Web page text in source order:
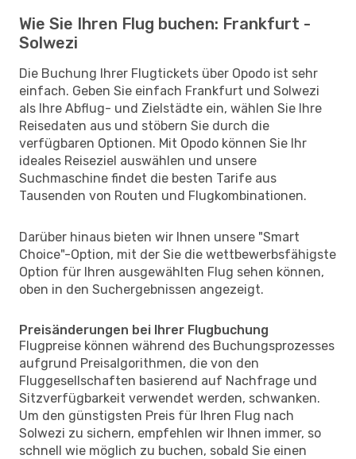
Wie Sie Ihren Flug buchen: Frankfurt -
Solwezi
Die Buchung Ihrer Flugtickets über Opodo ist sehr
einfach. Geben Sie einfach Frankfurt und Solwezi
als Ihre Abflug- und Zielstädte ein, wählen Sie Ihre
Reisedaten aus und stöbern Sie durch die
verfügbaren Optionen. Mit Opodo können Sie Ihr
ideales Reiseziel auswählen und unsere
Suchmaschine findet die besten Tarife aus
Tausenden von Routen und Flugkombinationen.
Darüber hinaus bieten wir Ihnen unsere "Smart
Choice"-Option, mit der Sie die wettbewerbsfähigste
Option für Ihren ausgewählten Flug sehen können,
oben in den Suchergebnissen angezeigt.
Preisänderungen bei Ihrer Flugbuchung
Flugpreise können während des Buchungsprozesses
aufgrund Preisalgorithmen, die von den
Fluggesellschaften basierend auf Nachfrage und
Sitzverfügbarkeit verwendet werden, schwanken.
Um den günstigsten Preis für Ihren Flug nach
Solwezi zu sichern, empfehlen wir Ihnen immer, so
schnell wie möglich zu buchen, sobald Sie einen